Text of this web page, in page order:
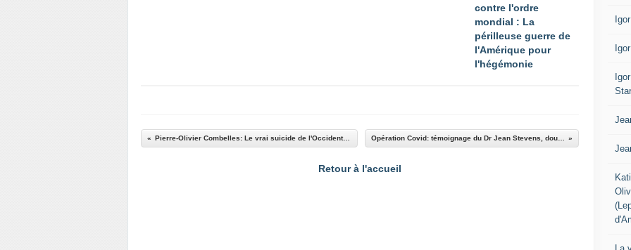
contre l'ordre
mondial : La
périlleuse guerre de
l'Amérique pour
l'hégémonie
Pierre-Olivier Combelles: Le vrai suicide de l'Occident. Commentaire à un article de Paul Craig Roberts Opération Covid: témoignage du Dr Jean Stevens, doublement vacciné et victime d'effets secondaires
Retour à l'accueil
La